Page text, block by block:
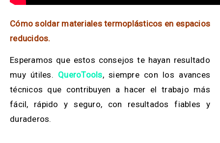
Cómo soldar materiales termoplásticos en espacios
reducidos.
Esperamos que estos consejos te hayan resultado
muy útiles. QueroTools, siempre con los avances
técnicos que contribuyen a hacer el trabajo más
fácil, rápido y seguro, con resultados fiables y
duraderos.